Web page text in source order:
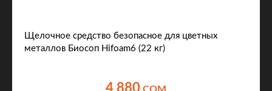
Щелочное средство безопасное для цветных
металлов Биосоп Hifoam6 (22 кг)
4 880